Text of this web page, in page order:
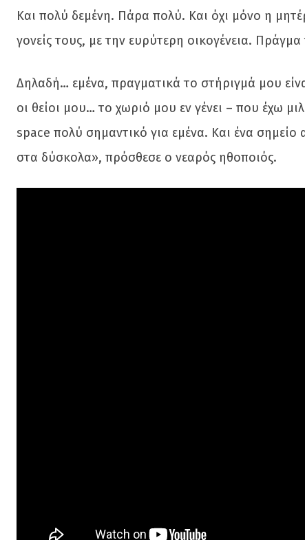
Και πολύ δεμένη. Πάρα πολύ. Και όχι μόνο η
γονείς τους, με την ευρύτερη οικογένεια.
Δηλαδή… εμένα, πραγματικά το στήριγμά μου
οι θείοι μου… το χωριό μου εν γένει – που έχω
space πολύ σημαντικό για εμένα. Και ένα
στα δύσκολα», πρόσθεσε ο νεαρός ηθοποιός.